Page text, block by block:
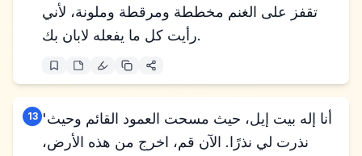
تقفز على الغنم مخططة ومرقطة وملونة، لأني
رأيت كل ما يفعله لابان بك.
13 'أنا إله بيت إيل، حيث مسحت العمود القائم وحيث
نذرت لي نذرًا. الآن قم، اخرج من هذه الأرض،